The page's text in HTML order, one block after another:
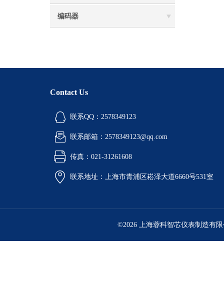
编码器
Contact Us
联系QQ：2578349123
联系邮箱：2578349123@qq.com
传真：021-31261608
联系地址：上海市青浦区崧泽大道6660号531室
©2026 上海蓉科智芯仪表制造有